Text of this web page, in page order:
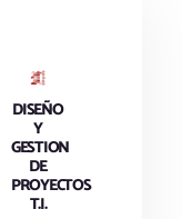
DISEÑO
Y
GESTION
DE
PROYECTOS
T.I.